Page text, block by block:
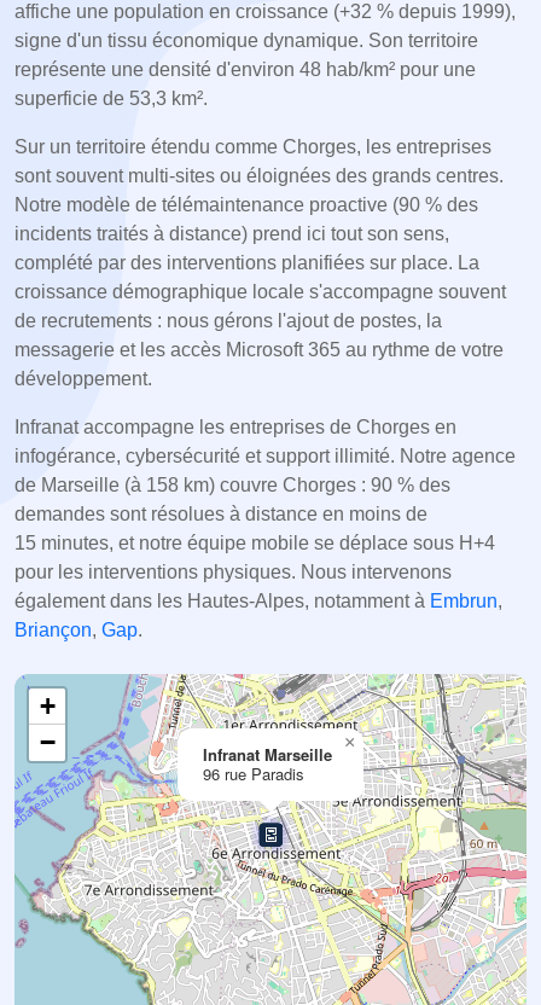
affiche une population en croissance (+32 % depuis 1999),
signe d'un tissu économique dynamique. Son territoire
représente une densité d'environ 48 hab/km² pour une
superficie de 53,3 km².
Sur un territoire étendu comme Chorges, les entreprises
sont souvent multi-sites ou éloignées des grands centres.
Notre modèle de télémaintenance proactive (90 % des
incidents traités à distance) prend ici tout son sens,
complété par des interventions planifiées sur place. La
croissance démographique locale s'accompagne souvent
de recrutements : nous gérons l'ajout de postes, la
messagerie et les accès Microsoft 365 au rythme de votre
développement.
Infranat accompagne les entreprises de Chorges en
infogérance, cybersécurité et support illimité. Notre agence
de Marseille (à 158 km) couvre Chorges : 90 % des
demandes sont résolues à distance en moins de
15 minutes, et notre équipe mobile se déplace sous H+4
pour les interventions physiques. Nous intervenons
également dans les Hautes-Alpes, notamment à Embrun,
Briançon, Gap.
Infranat Marseille
96 rue Paradis
×
+
−